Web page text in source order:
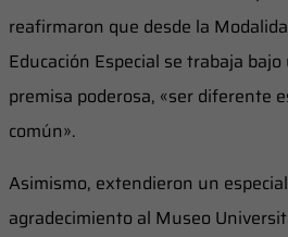
reafirmaron que desde la
Educación Especial se trabaja bajo
premisa poderosa, «ser diferente
común».
Asimismo, extendieron un especial
agradecimiento al Museo